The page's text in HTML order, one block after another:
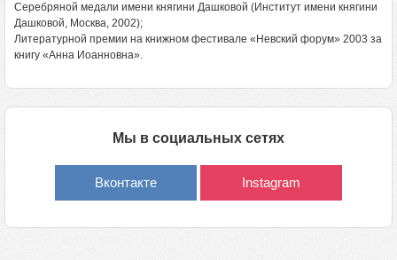
Серебряной медали имени княгини Дашковой (Институт имени княгини
Дашковой, Москва, 2002);
Литературной премии на книжном фестивале «Невский форум» 2003 за
книгу «Анна Иоанновна».
Мы в социальных сетях
Вконтакте Instagram